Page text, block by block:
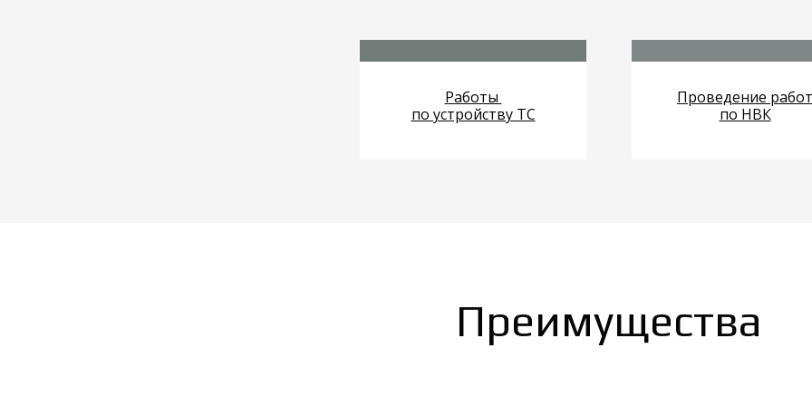
Работы
по устройству ТС
Проведение работ
по НВК
Преимущества